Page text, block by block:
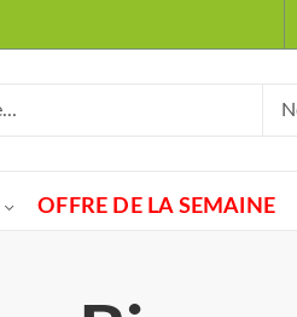
OFFRE DE LA SEMAINE